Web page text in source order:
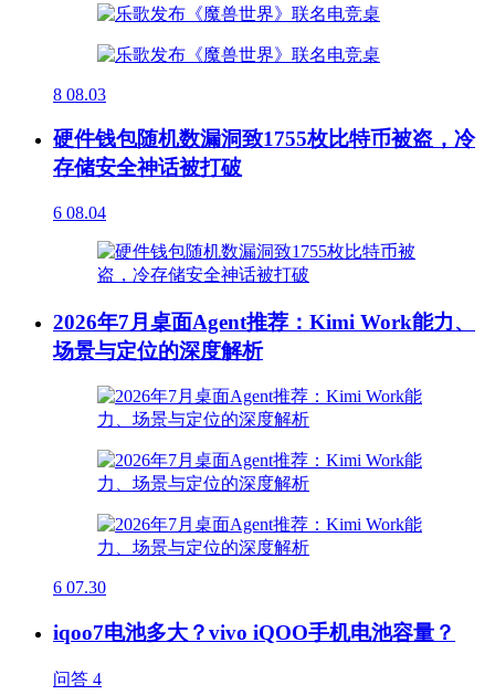
8 08.03
硬件钱包随机数漏洞致1755枚比特币被盗，冷
存储安全神话被打破
6 08.04
2026年7月桌面Agent推荐：Kimi Work能力、
场景与定位的深度解析
6 07.30
iqoo7电池多大？vivo iQOO手机电池容量？
问答 4